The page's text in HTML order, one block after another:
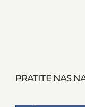
PRATITE NAS